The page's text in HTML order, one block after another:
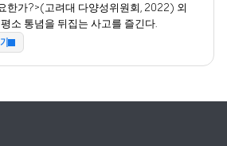
한가?>(고려대 다양성위원회, 2022) 외
소 통념을 뒤집는 사고를 즐긴다.